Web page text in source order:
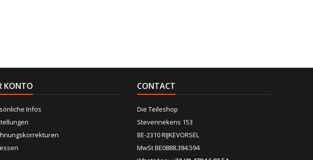
KONTO
Infos
CONTACT
Die Teileshop
Stevennekens 153
BE-2310 RIJKEVORSEL
MwSt BE0888.384.594